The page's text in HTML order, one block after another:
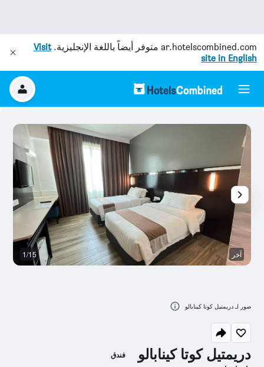
ar.hotelscombined.com متوفر أيضاً باللغة الإنجليزية.Visit
site in English
دريمتيل كوتا كينابالو فندق
آخر 1/15
صور لـ دريمتيل كوتا كينابالو